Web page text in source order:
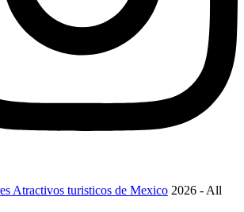
Atractivos turisticos de Mexico 2026 - All